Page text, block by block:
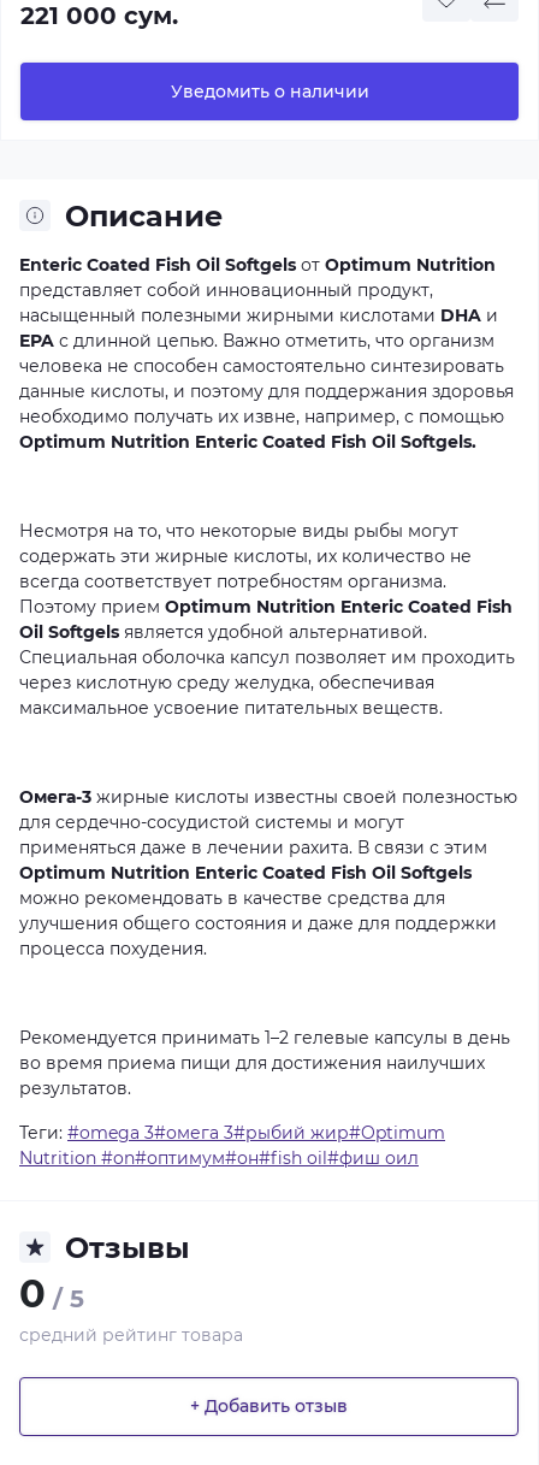
221 000 сум.
Уведомить о наличии
Описание
Enteric Coated Fish Oil Softgels от Optimum Nutrition
представляет собой инновационный продукт,
насыщенный полезными жирными кислотами DHA и
EPA с длинной цепью. Важно отметить, что организм
человека не способен самостоятельно синтезировать
данные кислоты, и поэтому для поддержания здоровья
необходимо получать их извне, например, с помощью
Optimum Nutrition Enteric Coated Fish Oil Softgels.
Несмотря на то, что некоторые виды рыбы могут
содержать эти жирные кислоты, их количество не
всегда соответствует потребностям организма.
Поэтому прием Optimum Nutrition Enteric Coated Fish
Oil Softgels является удобной альтернативой.
Специальная оболочка капсул позволяет им проходить
через кислотную среду желудка, обеспечивая
максимальное усвоение питательных веществ.
Омега-3 жирные кислоты известны своей полезностью
для сердечно-сосудистой системы и могут
применяться даже в лечении рахита. В связи с этим
Optimum Nutrition Enteric Coated Fish Oil Softgels
можно рекомендовать в качестве средства для
улучшения общего состояния и даже для поддержки
процесса похудения.
Рекомендуется принимать 1–2 гелевые капсулы в день
во время приема пищи для достижения наилучших
результатов.
Теги: #omega 3#омега 3#рыбий жир#Optimum
Nutrition #on#оптимум#он#fish oil#фиш оил
Отзывы
0 / 5
средний рейтинг товара
+ Добавить отзыв